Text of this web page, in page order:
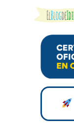
Skip to content